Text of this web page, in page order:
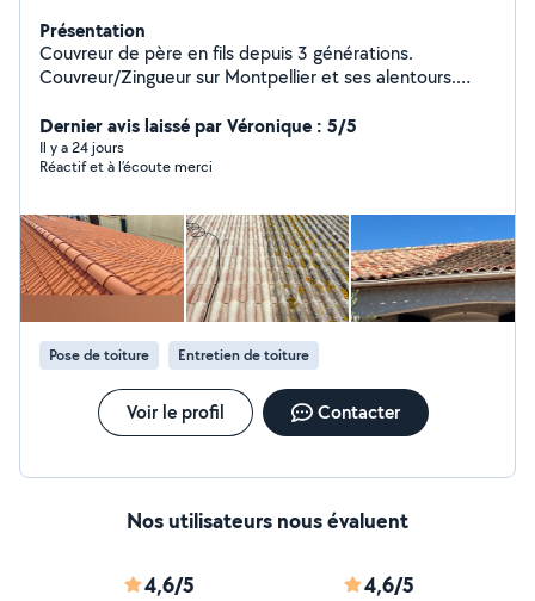
Présentation
Couvreur de père en fils depuis 3 générations.
Couvreur/Zingueur sur Montpellier et ses alentours.
Dernier avis laissé par Véronique : 5/5
Il y a 24 jours
Réactif et à l’écoute merci
Pose de toiture Entretien de toiture
Voir le profil Contacter
Nos utilisateurs nous évaluent
4,6/5 4,6/5